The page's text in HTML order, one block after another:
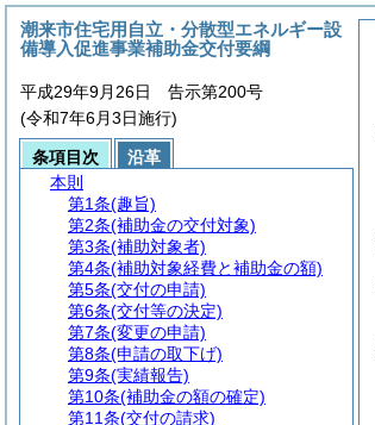
潮来市住宅用自立・分散型エネルギー設
備導入促進事業補助金交付要綱
平成29年9月26日 告示第200号
(令和7年6月3日施行)
条項目次
沿革
本則
第1条(趣旨)
第2条(補助金の交付対象)
第3条(補助対象者)
第4条(補助対象経費と補助金の額)
第5条(交付の申請)
第6条(交付等の決定)
第7条(変更の申請)
第8条(申請の取下げ)
第9条(実績報告)
第10条(補助金の額の確定)
第11条(交付の請求)